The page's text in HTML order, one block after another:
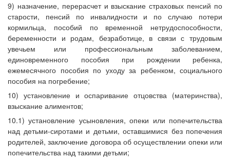
9) назначение, перерасчет и взыскание страховых пенсий по
старости, пенсий по инвалидности и по случаю потери
кормильца, пособий по временной нетрудоспособности,
беременности и родам, безработице, в связи с трудовым
увечьем или профессиональным заболеванием,
единовременного пособия при рождении ребенка,
ежемесячного пособия по уходу за ребенком, социального
пособия на погребение;
10) установление и оспаривание отцовства (материнства),
взыскание алиментов;
10.1) установление усыновления, опеки или попечительства
над детьми-сиротами и детьми, оставшимися без попечения
родителей, заключение договора об осуществлении опеки или
попечительства над такими детьми;